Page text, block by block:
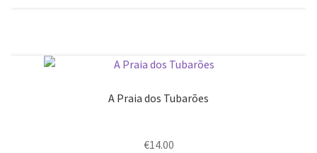
A Praia dos Tubarões
€14.00